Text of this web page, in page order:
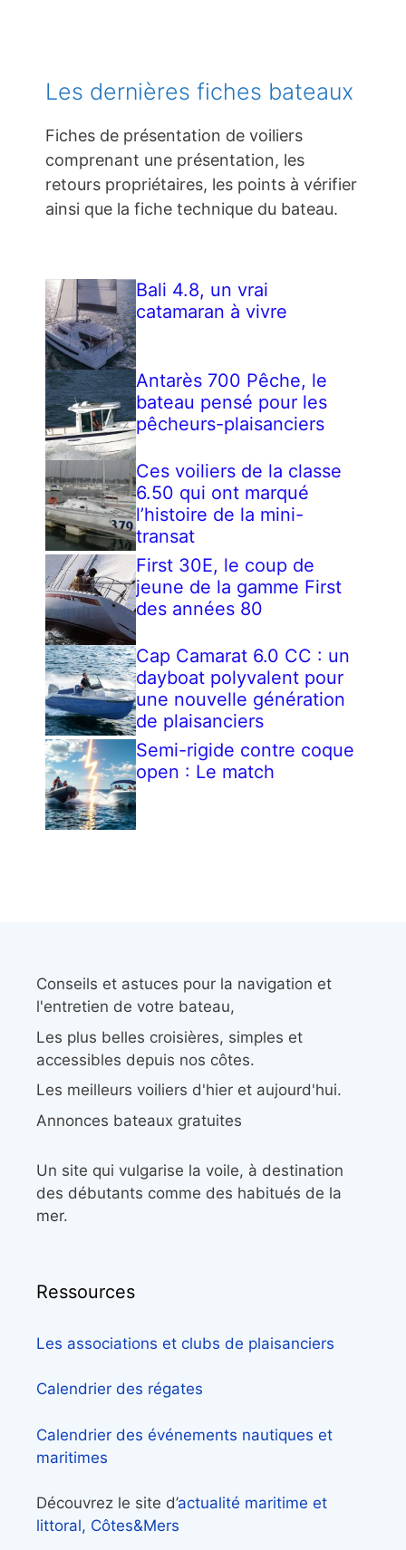
Les dernières fiches bateaux
Fiches de présentation de voiliers
comprenant une présentation, les
retours propriétaires, les points à vérifier
ainsi que la fiche technique du bateau.
Bali 4.8, un vrai
catamaran à vivre
Antarès 700 Pêche, le
bateau pensé pour les
pêcheurs-plaisanciers
Ces voiliers de la classe
6.50 qui ont marqué
l’histoire de la mini-
transat
First 30E, le coup de
jeune de la gamme First
des années 80
Cap Camarat 6.0 CC : un
dayboat polyvalent pour
une nouvelle génération
de plaisanciers
Semi-rigide contre coque
open : Le match
Conseils et astuces pour la navigation et
l'entretien de votre bateau,
Les plus belles croisières, simples et
accessibles depuis nos côtes.
Les meilleurs voiliers d'hier et aujourd'hui.
Annonces bateaux gratuites
Un site qui vulgarise la voile, à destination
des débutants comme des habitués de la
mer.
Ressources
Les associations et clubs de plaisanciers
Calendrier des régates
Calendrier des événements nautiques et
maritimes
Découvrez le site d’actualité maritime et
littoral, Côtes&Mers